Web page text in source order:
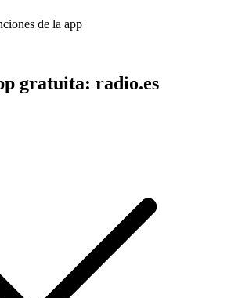
de la app
gratuita: radio.es